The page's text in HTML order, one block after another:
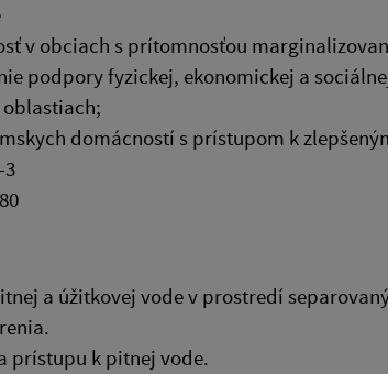
v obciach s prítomnosťou
podpory fyzickej, ekonomickej a
domácností s prístupom k
3
a úžitkovej vode v prostredí
prístupu k pitnej vode.